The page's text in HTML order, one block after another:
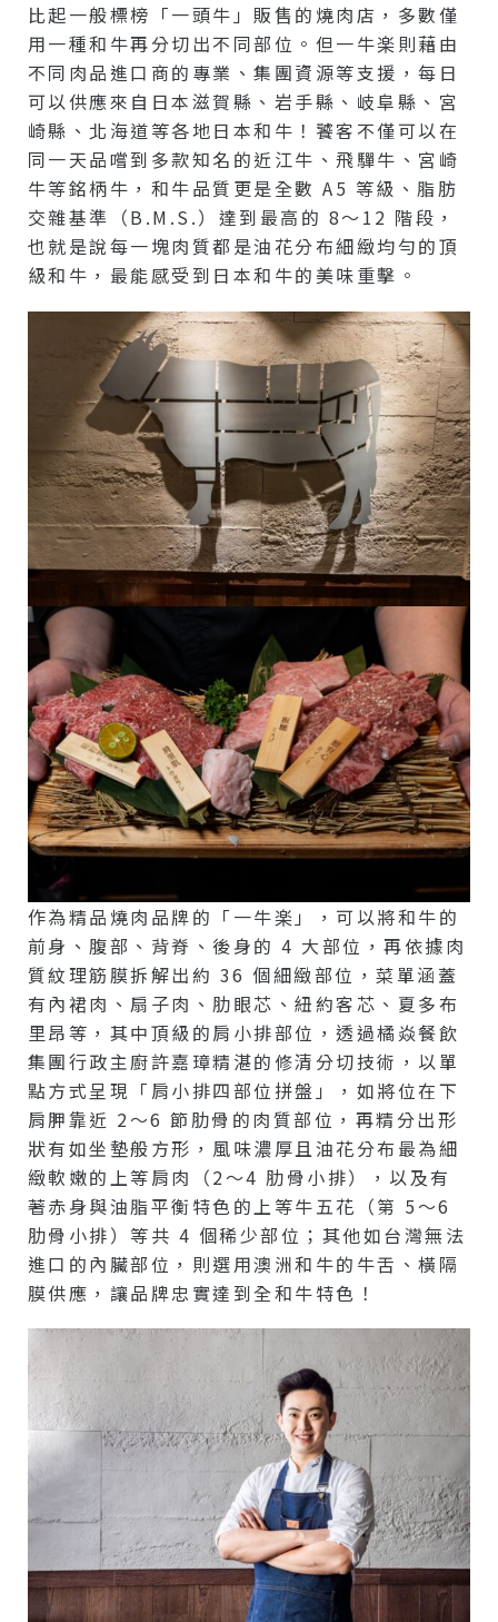
比起一般標榜「一頭牛」販售的燒肉店，多數僅
用一種和牛再分切出不同部位。但一牛楽則藉由
不同肉品進口商的專業、集團資源等支援，每日
可以供應來自日本滋賀縣、岩手縣、岐阜縣、宮
崎縣、北海道等各地日本和牛！饕客不僅可以在
同一天品嚐到多款知名的近江牛、飛驒牛、宮崎
牛等銘柄牛，和牛品質更是全數 A5 等級、脂肪
交雜基準（B.M.S.）達到最高的 8～12 階段，
也就是說每一塊肉質都是油花分布細緻均勻的頂
級和牛，最能感受到日本和牛的美味重擊。
作為精品燒肉品牌的「一牛楽」，可以將和牛的
前身、腹部、背脊、後身的 4 大部位，再依據肉
質紋理筋膜拆解出約 36 個細緻部位，菜單涵蓋
有內裙肉、扇子肉、肋眼芯、紐約客芯、夏多布
里昂等，其中頂級的肩小排部位，透過橘焱餐飲
集團行政主廚許嘉璋精湛的修清分切技術，以單
點方式呈現「肩小排四部位拼盤」，如將位在下
肩胛靠近 2～6 節肋骨的肉質部位，再精分出形
狀有如坐墊般方形，風味濃厚且油花分布最為細
緻軟嫩的上等肩肉（2～4 肋骨小排），以及有
著赤身與油脂平衡特色的上等牛五花（第 5～6
肋骨小排）等共 4 個稀少部位；其他如台灣無法
進口的內臟部位，則選用澳洲和牛的牛舌、橫隔
膜供應，讓品牌忠實達到全和牛特色！